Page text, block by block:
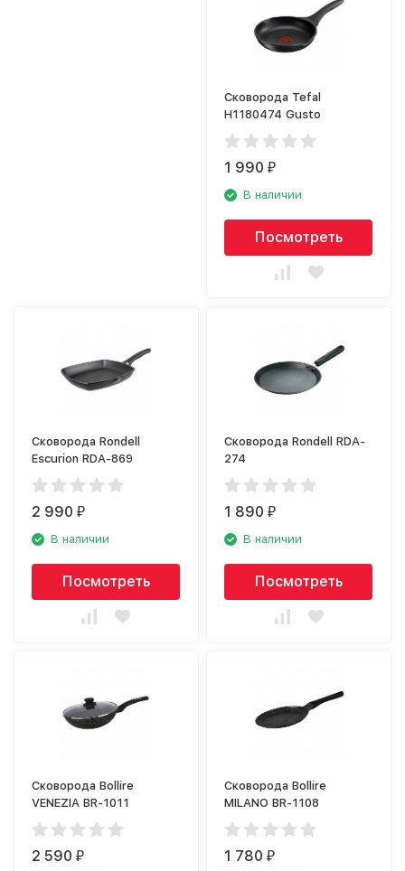
Сковорода Tefal
H1180474 Gusto
1 990₽
В наличии
Посмотреть
Сковорода Rondell
Escurion RDA-869
2 990₽
В наличии
Посмотреть
Сковорода Rondell RDA-
274
1 890₽
В наличии
Посмотреть
Сковорода Bollire
VENEZIA BR-1011
2 590₽
Сковорода Bollire
MILANO BR-1108
1 780₽